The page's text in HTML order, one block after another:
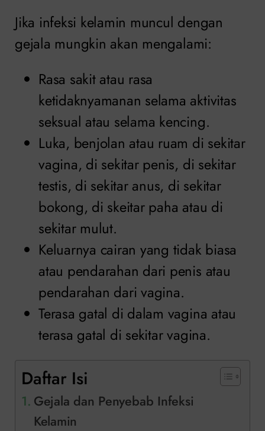
Jika infeksi kelamin muncul dengan
gejala mungkin akan mengalami:
Rasa sakit atau rasa
ketidaknyamanan selama aktivitas
seksual atau selama kencing.
Luka, benjolan atau ruam di sekitar
vagina, di sekitar penis, di sekitar
testis, di sekitar anus, di sekitar
bokong, di skeitar paha atau di
sekitar mulut.
Keluarnya cairan yang tidak biasa
atau pendarahan dari penis atau
pendarahan dari vagina.
Terasa gatal di dalam vagina atau
terasa gatal di sekitar vagina.
Daftar Isi
Gejala dan Penyebab Infeksi
Kelamin